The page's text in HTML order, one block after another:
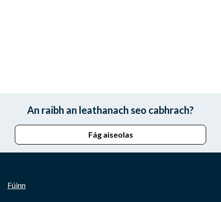
An raibh an leathanach seo cabhrach?
Fág aiseolas
Fúinn